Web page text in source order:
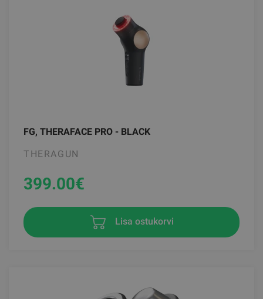
FG, THERAFACE PRO - BLACK
THERAGUN
399.00€
Lisa ostukorvi